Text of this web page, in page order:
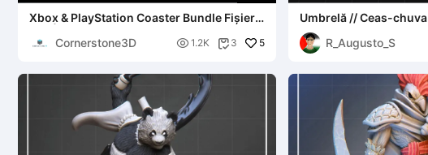
Xbox & PlayStation Coaster Bundle Fișiere
Cornerstone3D
 1.2K  3 5
Umbrelă // Ceas-chuva
R_Augusto_S